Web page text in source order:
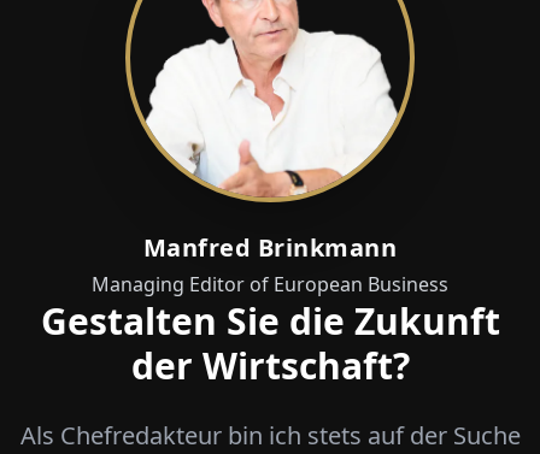
Manfred Brinkmann
Managing Editor of European Business
Gestalten Sie die Zukunft
der Wirtschaft?
Als Chefredakteur bin ich stets auf der Suche